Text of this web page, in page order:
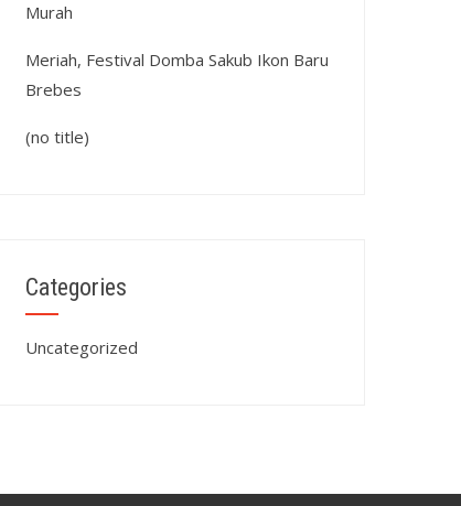
Murah
Meriah, Festival Domba Sakub Ikon Baru
Brebes
(no title)
Categories
Uncategorized